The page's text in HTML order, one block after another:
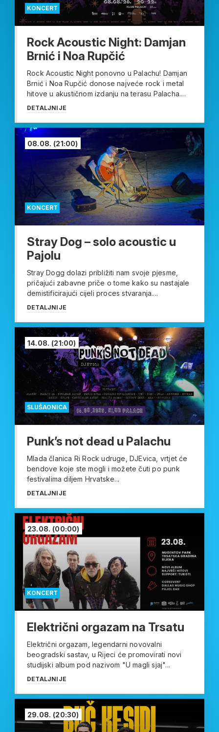
KONCERT
Rock Acoustic Night: Damjan
Brnić i Noa Rupčić
Rock Acoustic Night ponovno u Palachu! Damjan
Brnić i Noa Rupčić donose najveće rock i metal
hitove u akustičnom izdanju na terasu Palacha....
DETALJNIJE
KONCERT
08.08. (21:00)
Stray Dog – solo acoustic u
Pajolu
Stray Dogg dolazi približiti nam svoje pjesme,
pričajući zabavne priče o tome kako su nastajale
demistificirajući cijeli proces stvaranja....
DETALJNIJE
SLUŠAONICA
14.08. (21:00)
Punk’s not dead u Palachu
Mlada članica Ri Rock udruge, DJEvica, vrtjet će
bendove koje ste mogli i možete čuti po punk
festivalima diljem Hrvatske...
DETALJNIJE
KONCERT
23.08. (00:00)
Električni orgazam na Trsatu
Električni orgazam, legendarni novovalni
beogradski sastav, u Rijeci će promovirati novi
studijski album pod nazivom "U magli sjaj"...
DETALJNIJE
29.08. (20:30)